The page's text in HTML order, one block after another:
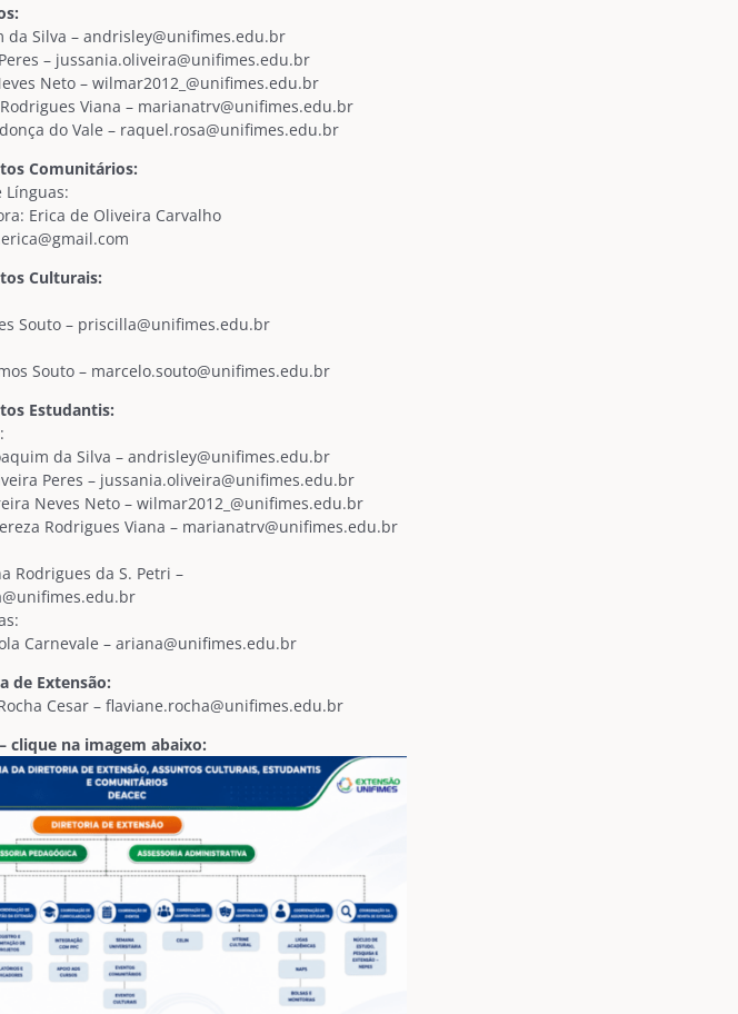
da Silva – andrisley@unifimes.edu.br
– jussania.oliveira@unifimes.edu.br
Neto – wilmar2012_@unifimes.edu.br
Viana – marianatrv@unifimes.edu.br
do Vale – raquel.rosa@unifimes.edu.br
Comunitários:
Línguas:
Erica de Oliveira Carvalho
Culturais:
Souto – priscilla@unifimes.edu.br
Souto – marcelo.souto@unifimes.edu.br
Estudantis:
da Silva – andrisley@unifimes.edu.br
Peres – jussania.oliveira@unifimes.edu.br
Neves Neto – wilmar2012_@unifimes.edu.br
Rodrigues Viana – marianatrv@unifimes.edu.br
Rodrigues da S. Petri –
Carnevale – ariana@unifimes.edu.br
de Extensão:
Cesar – flaviane.rocha@unifimes.edu.br
clique na imagem abaixo: